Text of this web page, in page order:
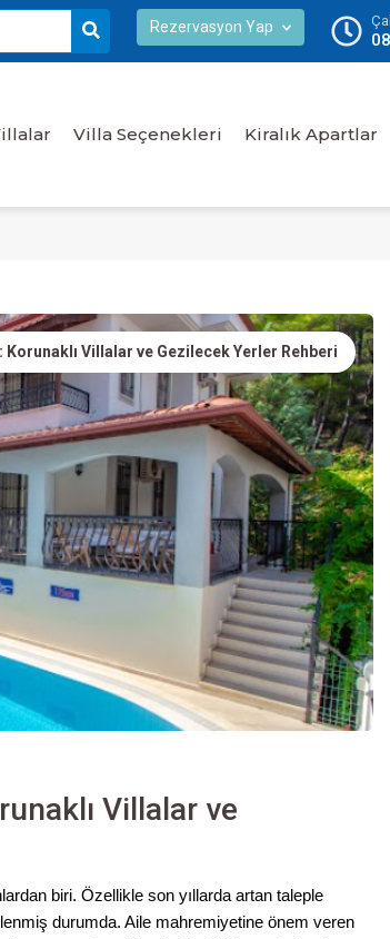
Rezervasyon Yap
Villa Seçenekleri Kiralık Apartlar
Villalar ve Gezilecek Yerler Rehberi
Villalar ve
biri. Özellikle son yıllarda artan taleple
durumda. Aile mahremiyetine önem veren